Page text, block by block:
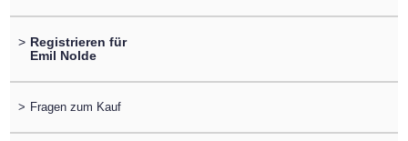
> Registrieren für
Emil Nolde
> Fragen zum Kauf